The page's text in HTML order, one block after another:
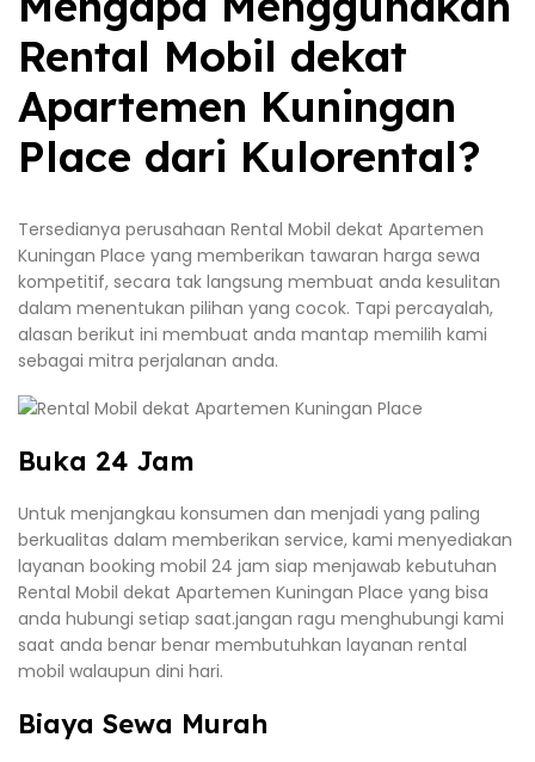
Rental Mobil dekat
Apartemen Kuningan
Place dari Kulorental?
Tersedianya perusahaan Rental Mobil dekat Apartemen
Kuningan Place yang memberikan tawaran harga sewa
kompetitif, secara tak langsung membuat anda kesulitan
dalam menentukan pilihan yang cocok. Tapi percayalah,
alasan berikut ini membuat anda mantap memilih kami
sebagai mitra perjalanan anda.
Buka 24 Jam
Untuk menjangkau konsumen dan menjadi yang paling
berkualitas dalam memberikan service, kami menyediakan
layanan booking mobil 24 jam siap menjawab kebutuhan
Rental Mobil dekat Apartemen Kuningan Place yang bisa
anda hubungi setiap saat.jangan ragu menghubungi kami
saat anda benar benar membutuhkan layanan rental
mobil walaupun dini hari.
Biaya Sewa Murah